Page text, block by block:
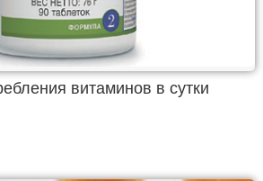
витаминов в сутки